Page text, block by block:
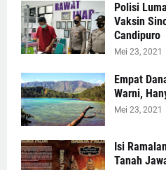
Polisi
Vaksin
Candipuro
Mei 23, 2021
Empat
Warni,
Mei 23, 2021
Isi
Tanah